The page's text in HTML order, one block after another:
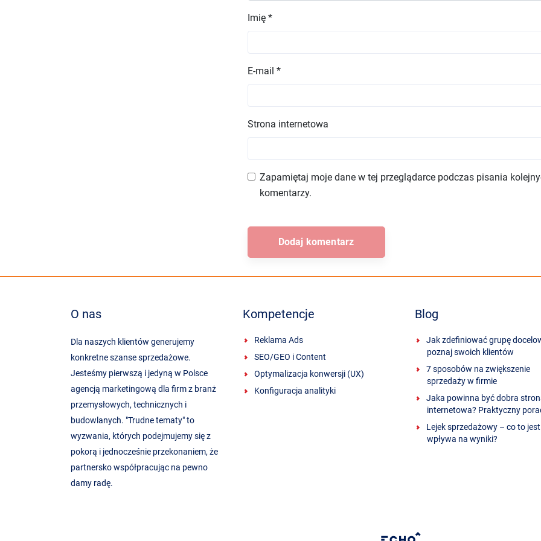
Imię *
E-mail *
Strona internetowa
Zapamiętaj moje dane w tej przeglądarce podczas pisania
komentarzy.
O nas
Dla naszych klientów generujemy
konkretne szanse sprzedażowe.
Jesteśmy pierwszą i jedyną w Polsce
agencją marketingową dla firm z branż
przemysłowych, technicznych i
budowlanych. "Trudne tematy" to
wyzwania, których podejmujemy się z
pokorą i jednocześnie przekonaniem, że
partnersko współpracując na pewno
damy radę.
Kompetencje
Reklama Ads
SEO/GEO i Content
Optymalizacja konwersji (UX)
Konfiguracja analityki
Blog
Jak zdefiniować grupę
poznaj swoich klientów
7 sposobów na zwiększenie
sprzedaży w firmie
Jaka powinna być dobra
internetowa? Praktyczny
Lejek sprzedażowy – co to
wpływa na wyniki?